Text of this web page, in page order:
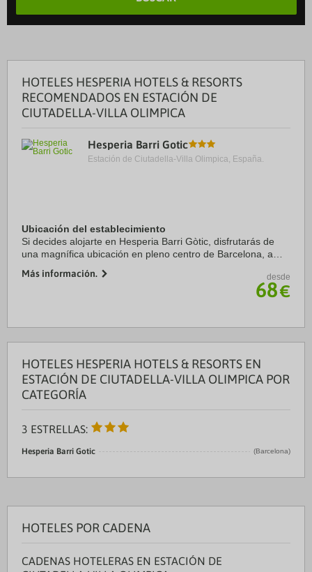
HOTELES HESPERIA HOTELS & RESORTS
RECOMENDADOS EN ESTACIÓN DE
CIUTADELLA-VILLA OLIMPICA
Hesperia Barri Gotic
Estación de Ciutadella-Villa Olimpica, España.
Ubicación del establecimiento
Si decides alojarte en Hesperia Barri Gòtic, disfrutarás de
una magnífica ubicación en pleno centro de Barcelona, a
Barcelona. Además, este hotel sostenible ...
Más información. desde
68€
HOTELES HESPERIA HOTELS & RESORTS EN
ESTACIÓN DE CIUTADELLA-VILLA OLIMPICA POR
CATEGORÍA
3 ESTRELLAS:
Hesperia Barri Gotic (Barcelona)
HOTELES POR CADENA
CADENAS HOTELERAS EN ESTACIÓN DE